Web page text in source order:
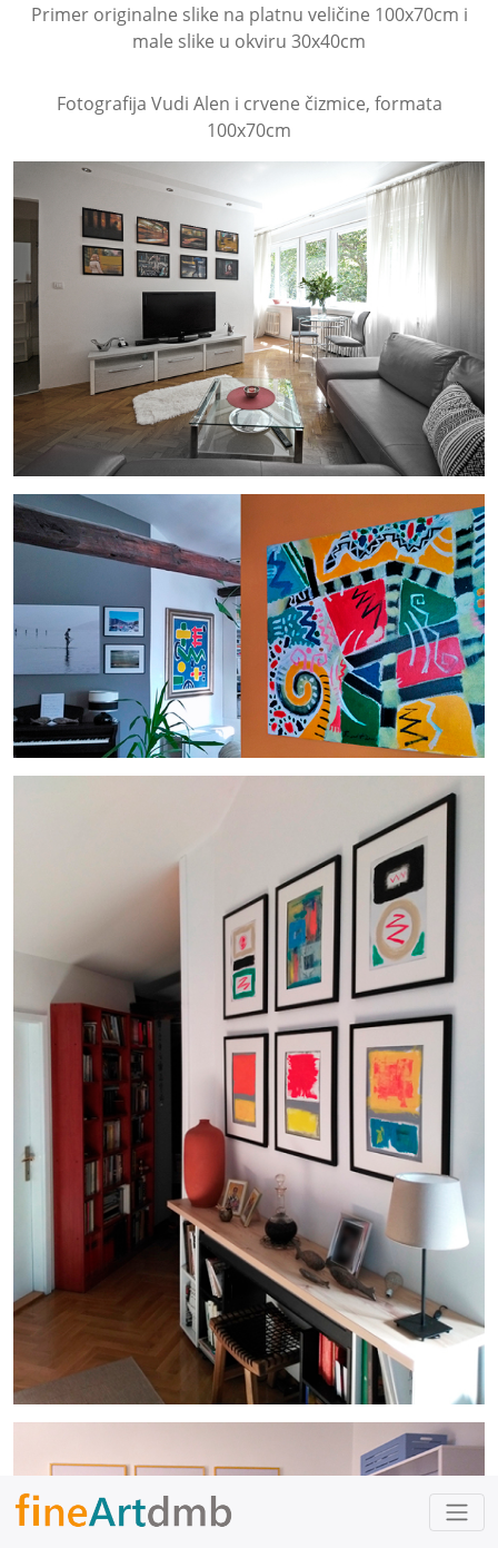
Primer originalne slike na platnu veličine 100x70cm i
male slike u okviru 30x40cm
Fotografija Vudi Alen i crvene čizmice, formata
100x70cm